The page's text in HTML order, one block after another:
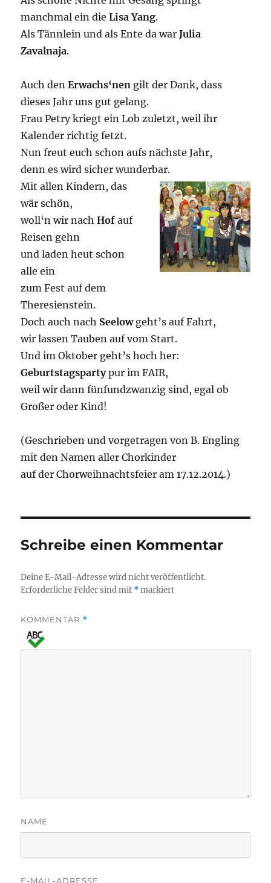
manchmal ein dieLisa Yang.
Als Tännlein und als Ente da warJulia
Zavalnaja.
Auch denErwachs‘nen gilt der Dank, dass
dieses Jahr uns gut gelang.
Frau Petry kriegt ein Lob zuletzt, weil ihr
Kalender richtig fetzt.
Nun freut euch schon aufs nächste Jahr,
denn es wird sicher wunderbar.
Mit allen Kindern, das
wär schön,
woll‘n wir nachHof auf
Reisen gehn
und laden heut schon
alle ein
zum Fest auf dem
Theresienstein.
Doch auch nach Seelowgeht’s auf Fahrt,
wir lassen Tauben auf vom Start.
Und im Oktober geht’s hoch her:
Geburtstagspartypur im FAIR,
weil wir dann fünfundzwanzig sind, egal ob
Großer oder Kind!
(Geschrieben und vorgetragen von B. Engling
mit den Namen aller Chorkinder
auf der Chorweihnachtsfeier am 17.12.2014.)
Schreibe einen Kommentar
Deine E-Mail-Adresse wird nicht veröffentlicht.
Erforderliche Felder sind mit *markiert
KOMMENTAR *
NAME
E-MAIL-ADRESSE